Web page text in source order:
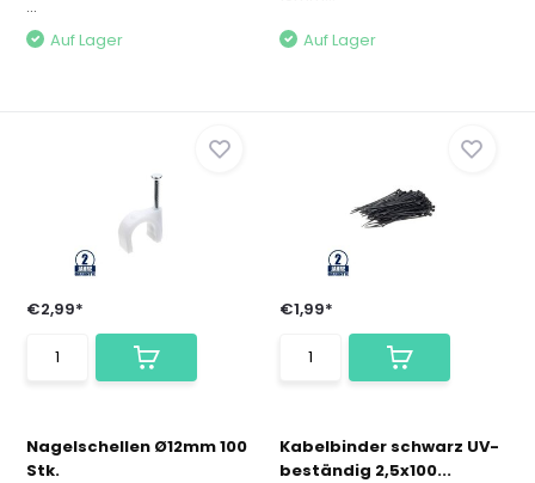
...
Auf Lager
Auf Lager
€2,99*
Nagelschellen Ø12mm 100
Stk.
€1,99*
Kabelbinder schwarz UV-
beständig 2,5x100...